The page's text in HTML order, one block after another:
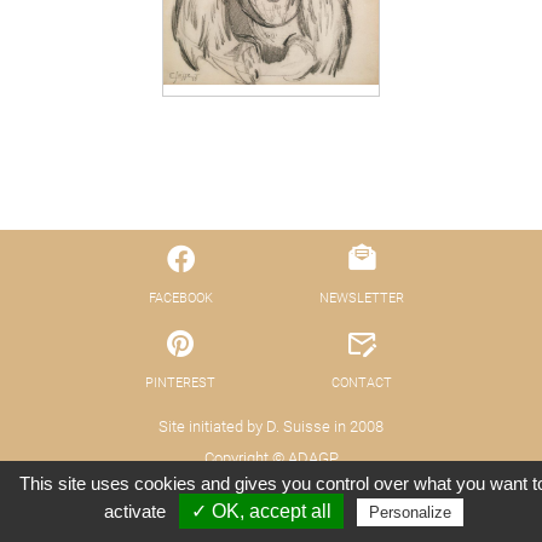
FACEBOOK
PINTEREST
Site initiated by D. Suisse in 2008
Copyright © ADAGP
© Fond pour la Promotion des Arts Décoratifs
NEWSLETTER
CONTACT
Legals - Data Protection (GDPR) Credits : Xooloop Studio
This site uses cookies and gives you control over what you want
activate
✓ OK, accept all Personalize